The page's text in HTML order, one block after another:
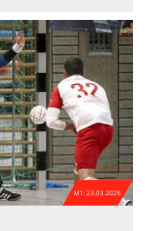
M1: 23.03.2026